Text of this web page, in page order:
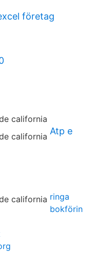
företag
Atp e
ringa
bokförin